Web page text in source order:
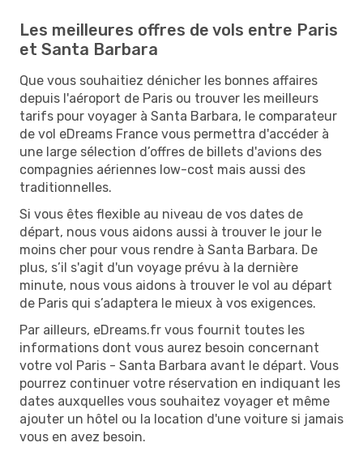
Les meilleures offres de vols entre Paris
et Santa Barbara
Que vous souhaitiez dénicher les bonnes affaires
depuis l'aéroport de Paris ou trouver les meilleurs
tarifs pour voyager à Santa Barbara, le comparateur
de vol eDreams France vous permettra d'accéder à
une large sélection d’offres de billets d'avions des
compagnies aériennes low-cost mais aussi des
traditionnelles.
Si vous êtes flexible au niveau de vos dates de
départ, nous vous aidons aussi à trouver le jour le
moins cher pour vous rendre à Santa Barbara. De
plus, s’il s'agit d'un voyage prévu à la dernière
minute, nous vous aidons à trouver le vol au départ
de Paris qui s’adaptera le mieux à vos exigences.
Par ailleurs, eDreams.fr vous fournit toutes les
informations dont vous aurez besoin concernant
votre vol Paris - Santa Barbara avant le départ. Vous
pourrez continuer votre réservation en indiquant les
dates auxquelles vous souhaitez voyager et même
ajouter un hôtel ou la location d'une voiture si jamais
vous en avez besoin.